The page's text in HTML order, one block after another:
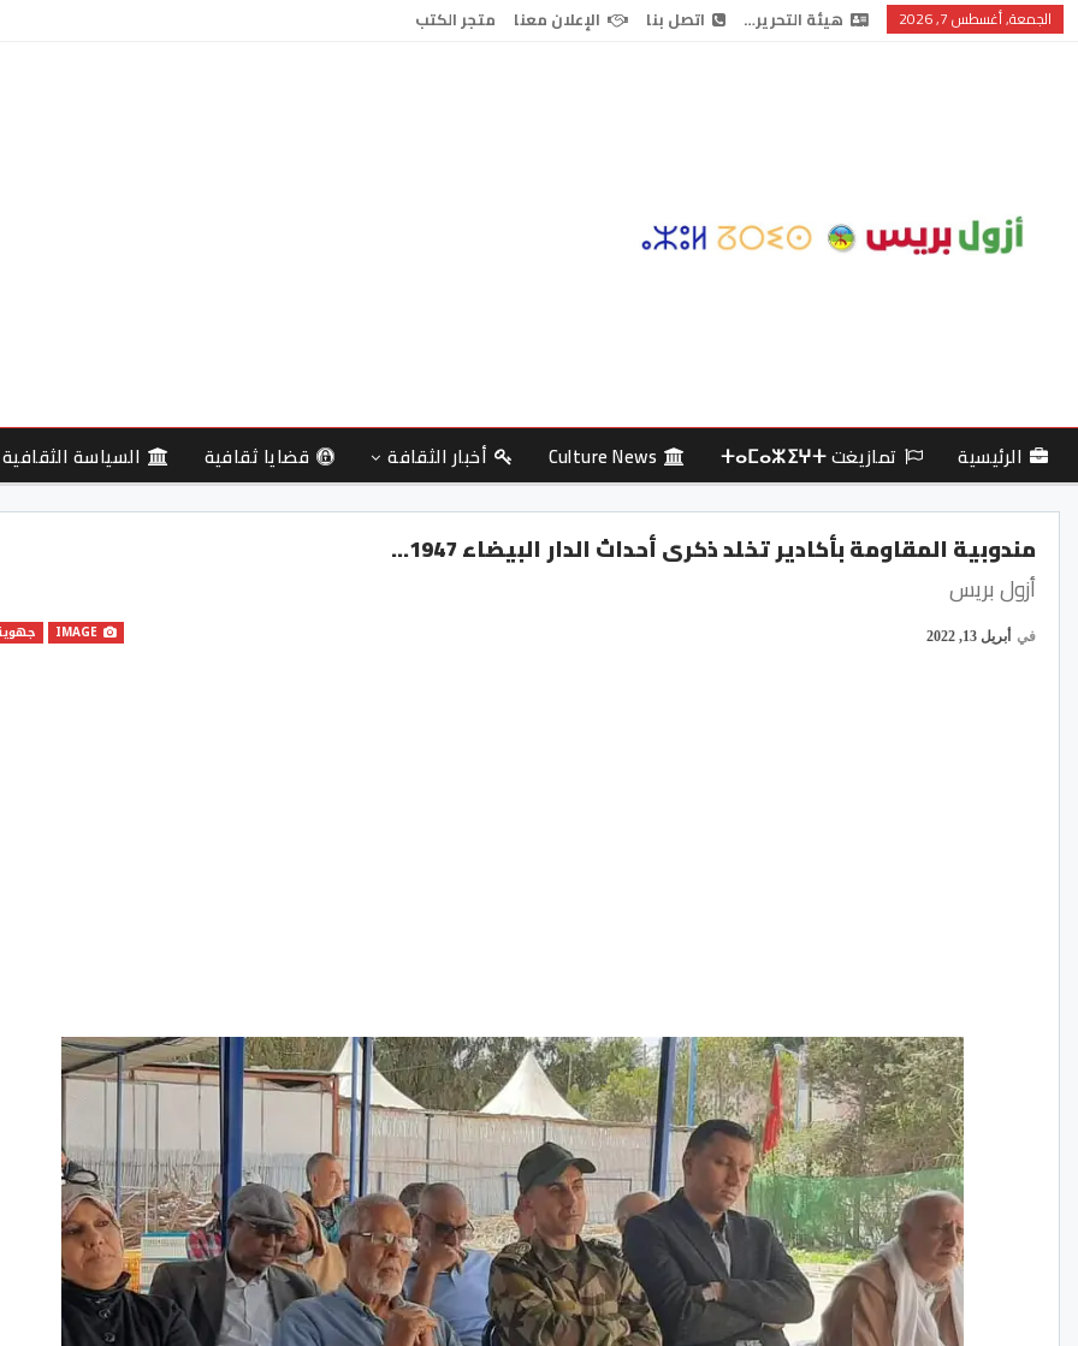
الجمعة, أغسطس 7, 2026 هيئة التحرير… اتصل بنا الإعلان معنا متجر الكتب
الرئيسية تمازيغت ⵜⴰⵎⴰⵣⵉⵖⵜ Culture News أخبار الثقافة قضايا ثقافية السياسة الثقافية
مندوبية المقاومة بأكادير تخلد ذكرى أحداث الدار البيضاء 1947…
أزول بريس
في أبريل 13, 2022